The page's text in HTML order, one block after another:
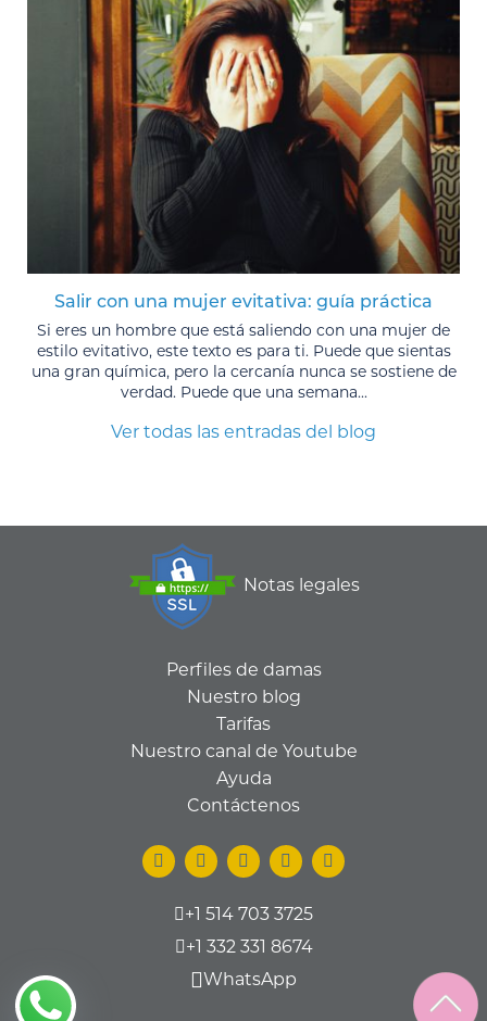
Salir con una mujer evitativa: guía práctica
Si eres un hombre que está saliendo con una mujer de
estilo evitativo, este texto es para ti. Puede que sientas
una gran química, pero la cercanía nunca se sostiene de
verdad. Puede que una semana...
Ver todas las entradas del blog
Notas legales
Perfiles de damas
Nuestro blog
Tarifas
Nuestro canal de Youtube
Ayuda
Contáctenos
+1 514 703 3725
+1 332 331 8674
WhatsApp